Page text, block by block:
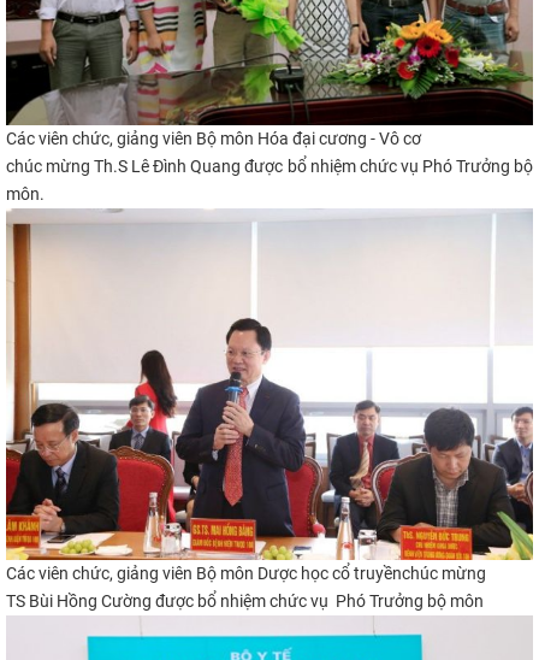
Các viên chức, giảng viên Bộ môn Hóa đại cương - Vô cơ
chúc mừngTh.S Lê Đình Quang ​được bổ nhiệm chức vụ Phó Trưởng bộ
môn.
Các viên chức, giảng viên Bộ môn Dược học cổ truyềnchúc mừng
TS Bùi Hồng Cường được bổ nhiệmchức vụ Phó Trưởng bộ môn